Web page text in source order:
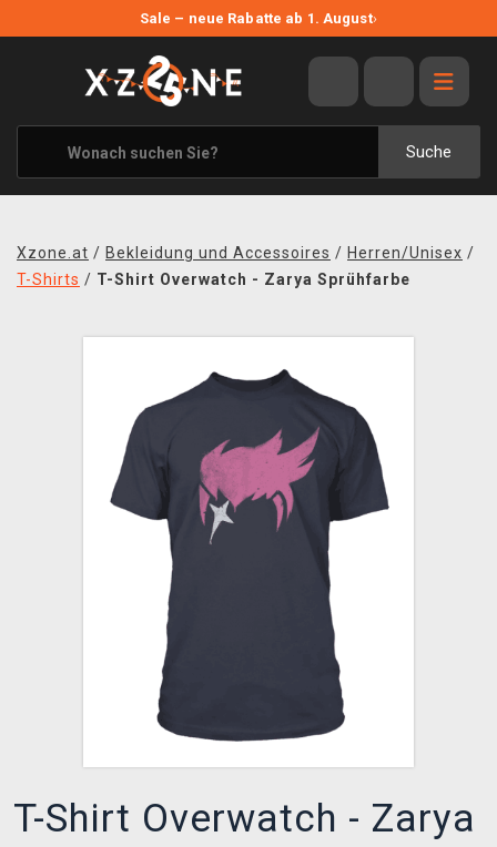
Sale – neue Rabatte ab 1. August›
Suche
ANGEBOTE
ALLE MARKEN
XZONE ORIGINALS
KLEIDUNG & ACCESSOIRES
BÜCHER & COMICS
XZONE CLUB
Xzone.at / Bekleidung und Accessoires / Herren/Unisex /
T-Shirts / T-Shirt Overwatch - Zarya Sprühfarbe
T-Shirt Overwatch - Zarya